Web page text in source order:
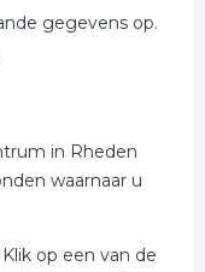
gegevens op.
in Rheden
waarnaar u
op een van de